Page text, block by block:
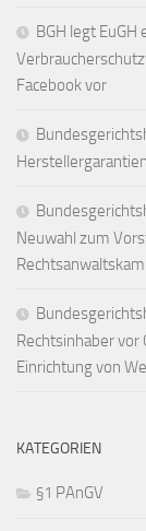
BGH legt
Facebook vor
Neuwahl zum
Rechtsinhaber
Einrichtung von
KATEGORIEN
§1 PAnGV